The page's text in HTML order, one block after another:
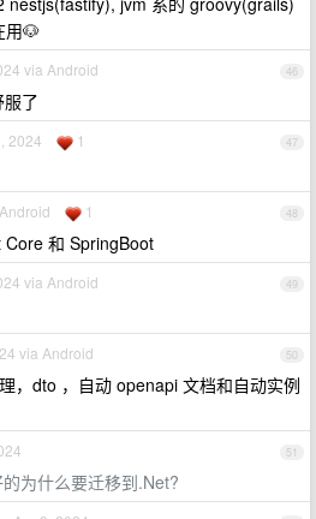
用🐶
46
via Android
了
47
2024 1
48
1
Core 和 SpringBoot
49
via Android
50
via Android
，dto ，自动 openapi 文档和自动实例
51
为什么要迁移到.Net?